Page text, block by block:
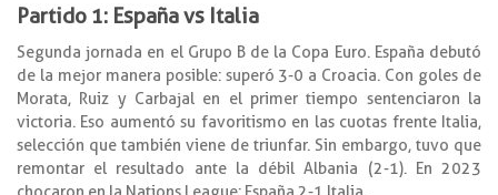
Partido 1: España vs Italia
Segunda jornada en el Grupo B de la Copa Euro. España debutó
de la mejor manera posible: superó 3-0 a Croacia. Con goles de
Morata, Ruiz y Carbajal en el primer tiempo sentenciaron la
victoria. Eso aumentó su favoritismo en las cuotas frente Italia,
selección que también viene de triunfar. Sin embargo, tuvo que
remontar el resultado ante la débil Albania (2-1). En 2023
chocaron en la Nations League: España 2-1 Italia.